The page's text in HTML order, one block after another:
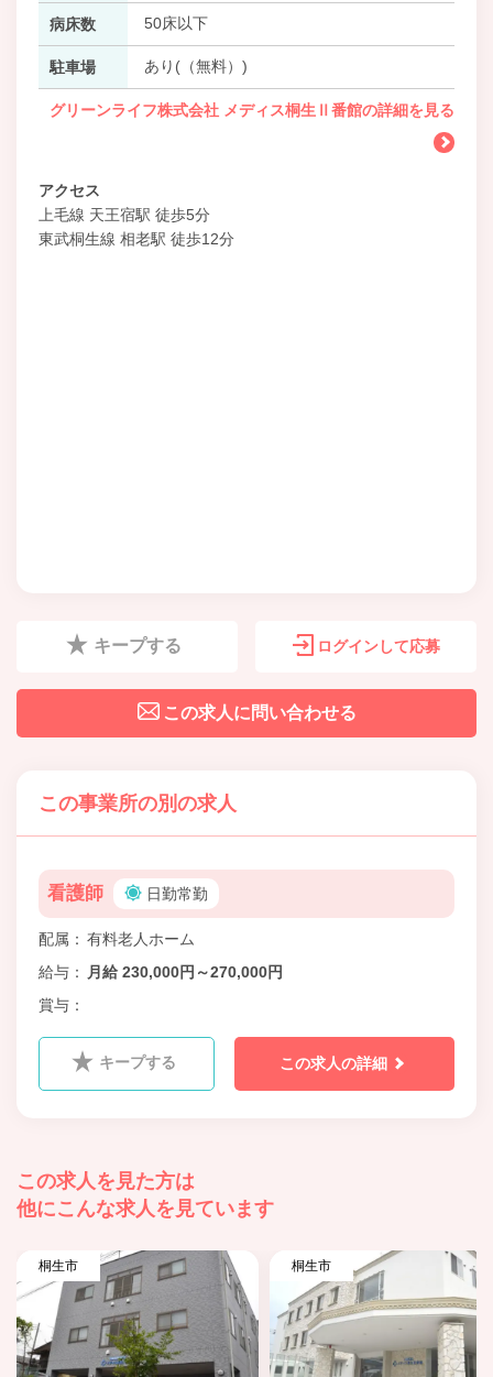
病床数 50床以下
駐車場 あり(（無料）)
グリーンライフ株式会社 メディス桐生Ⅱ番館の詳細を見る
アクセス
上毛線 天王宿駅 徒歩5分
東武桐生線 相老駅 徒歩12分
キープする ログインして応募
この求人に問い合わせる
この事業所の別の求人
看護師 日勤常勤
配属
有料老人ホーム
給与
月給 230,000円～270,000円
賞与
キープする この求人の詳細
この求人を見た方は
他にこんな求人を見ています
桐生市 桐生市